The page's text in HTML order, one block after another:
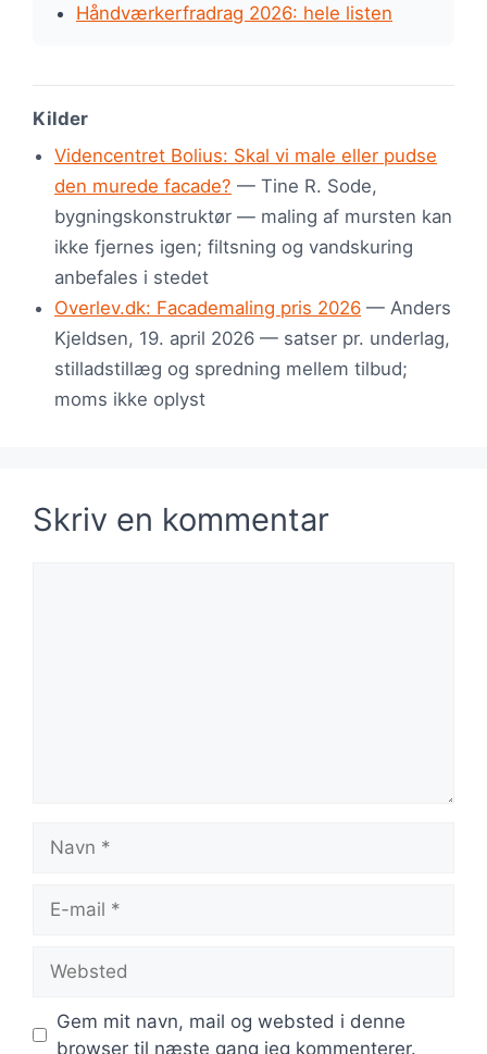
Håndværkerfradrag 2026: hele listen
Kilder
Videncentret Bolius: Skal vi male eller pudse
den murede facade? — Tine R. Sode,
bygningskonstruktør — maling af mursten kan
ikke fjernes igen; filtsning og vandskuring
anbefales i stedet
Overlev.dk: Facademaling pris 2026 — Anders
Kjeldsen, 19. april 2026 — satser pr. underlag,
stilladstillæg og spredning mellem tilbud;
moms ikke oplyst
Skriv en kommentar
mail
Gem mit navn, mail og websted i denne
browser til næste gang jeg kommenterer.